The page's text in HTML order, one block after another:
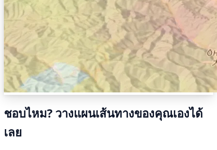
ชอบไหม? วางแผนเส้นทางของคุณเองได้
เลย